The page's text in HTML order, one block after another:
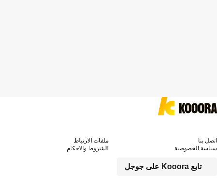
تابع Kooora على جوجل
اتصل بنا
ملفات الارتباط
سياسة الخصوصية
الشروط والاحكام